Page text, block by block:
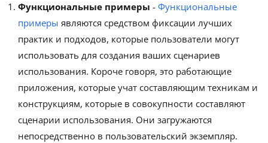
Функциональные примеры - Функциональные
примеры являются средством фиксации лучших
практик и подходов, которые пользователи могут
использовать для создания ваших сценариев
использования. Короче говоря, это работающие
приложения, которые учат составляющим техникам и
конструкциям, которые в совокупности составляют
сценарии использования. Они загружаются
непосредственно в пользовательский экземпляр.